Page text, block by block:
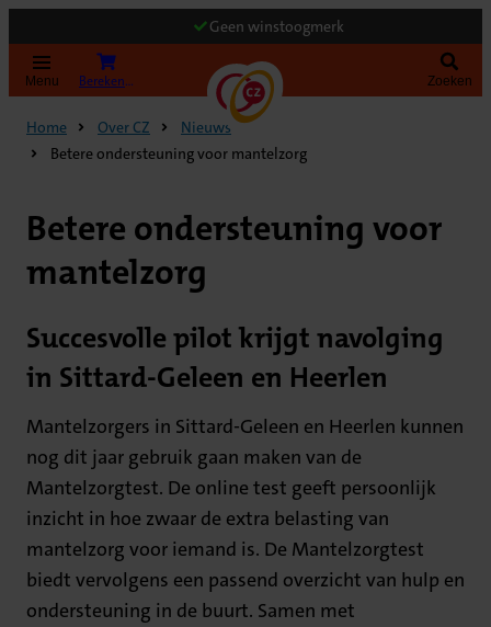
Geen winstoogmerk
Menu Bereken uw premie Zoeken
Home Over CZ
Nieuws
Betere ondersteuning voor mantelzorg
Betere ondersteuning voor
mantelzorg
Succesvolle pilot krijgt navolging
in Sittard-Geleen en Heerlen
Mantelzorgers in Sittard-Geleen en Heerlen kunnen
nog dit jaar gebruik gaan maken van de
Mantelzorgtest. De online test geeft persoonlijk
inzicht in hoe zwaar de extra belasting van
mantelzorg voor iemand is. De Mantelzorgtest
biedt vervolgens een passend overzicht van hulp en
ondersteuning in de buurt. Samen met